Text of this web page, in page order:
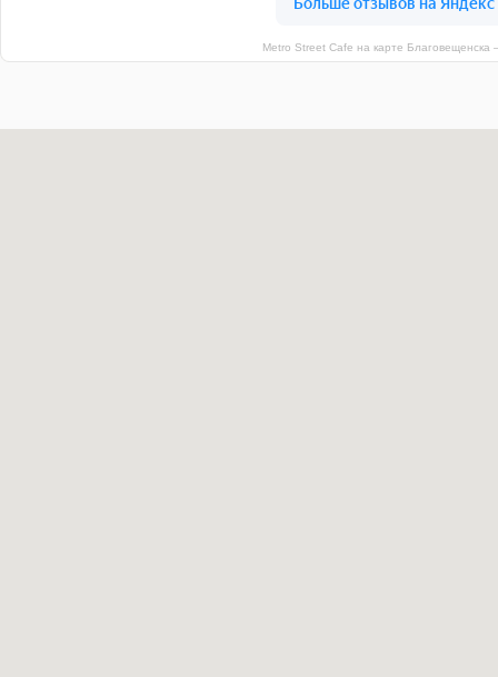
Metro Street Cafe на карте